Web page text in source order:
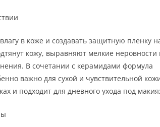
в коже и создавать защитную пленку
кожу, выравняют мелкие неровности
В сочетании с керамидами формула
важно для сухой и чувствительной
и подходит для дневного ухода под